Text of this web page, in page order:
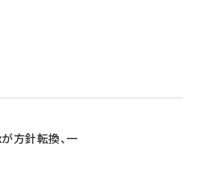
方針転換、一